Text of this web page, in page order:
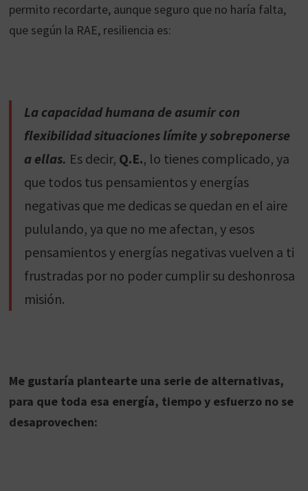
permito recordarte, aunque seguro que no haría falta,
que según la RAE, resiliencia es:
La capacidad humana de asumir con
flexibilidad situaciones límite y sobreponerse
a ellas. Es decir, Q.E., lo tienes complicado, ya
que todos tus pensamientos y energías
negativas que me dedicas se quedan en el aire
pululando, ya que no me afectan, y esos
pensamientos y energías negativas vuelven a ti
frustradas por no poder cumplir su deshonrosa
misión.
Me gustaría plantearte una serie de alternativas,
para que toda esa energía, tiempo y esfuerzo no se
desaprovechen: